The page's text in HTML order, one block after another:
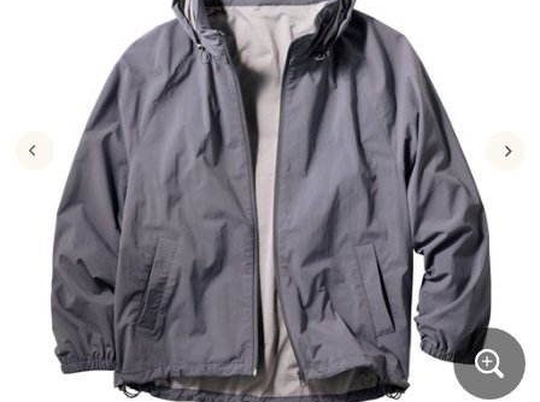
キッチン・雑貨・日用品
寝具・ベッド
カーテン・ラグ・ファブリック
美容・健康通販すべて
美容・健康・サプリメント
制服・スクール
制服・スクールすべて
制服・学生服
ジュニア・ティーンズ下着
大きいサイズ
大きいサイズ通販すべて
大きいサイズ レディース服
大きいサイズ レディース下着
大きいサイズ メンズ
バーゲン
バーゲンセール
シークレットセール
詳細検索
商品カテゴリ一覧
カタログ
寝具・ベッド
カーテン・ラグ・ファブリック
美容・健康・サプリメント
制服・スクールすべて
制服・学生服
ジュニア・ティーンズ下着
大きいサイズ
大きいサイズ通販すべて
大きいサイズ レディース服
大きいサイズ レディース下着
大きいサイズ メンズ
大きいサイズ 事務・制服
バーゲン
バーゲンセール
シークレットセール
詳細検索
商品カテゴリ一覧
カタログ
カタログ・チラシからのご注文